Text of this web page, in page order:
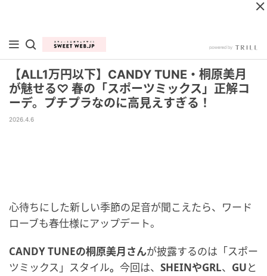
【ALL1万円以下】CANDY TUNE・桐原美月
が魅せる♡ 春の「スポーツミックス」正解コ
ーデ。プチプラなのに高見えすぎる！
2026.4.6
心待ちにした新しい季節の足音が聞こえたら、ワード
ローブも春仕様にアップデート。
CANDY TUNEの桐原美月さんが披露するのは「スポー
ツミックス」スタイル。 今回は、 SHEINやGRL、 GUと